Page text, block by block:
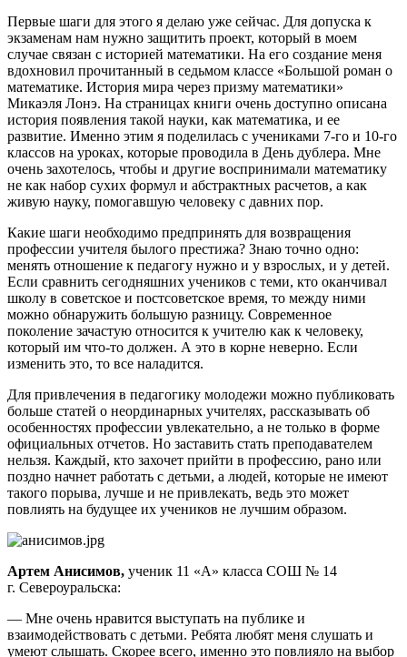
Первые шаги для этого я делаю уже сейчас. Для допуска к
экзаменам нам нужно защитить проект, который в моем
случае связан с историей математики. На его создание меня
вдохновил прочитанный в седьмом классе «Большой роман о
математике. История мира через призму математики»
Микаэля Лонэ. На страницах книги очень доступно описана
история появления такой науки, как математика, и ее
развитие. Именно этим я поделилась с учениками 7-го и 10-го
классов на уроках, которые проводила в День дублера. Мне
очень захотелось, чтобы и другие воспринимали математику
не как набор сухих формул и абстрактных расчетов, а как
живую науку, помогавшую человеку с давних пор.
Какие шаги необходимо предпринять для возвращения
профессии учителя былого престижа? Знаю точно одно:
менять отношение к педагогу нужно и у взрослых, и у детей.
Если сравнить сегодняшних учеников с теми, кто оканчивал
школу в советское и постсоветское время, то между ними
можно обнаружить большую разницу. Современное
поколение зачастую относится к учителю как к человеку,
который им что-то должен. А это в корне неверно. Если
изменить это, то все наладится.
Для привлечения в педагогику молодежи можно публиковать
больше статей о неординарных учителях, рассказывать об
особенностях профессии увлекательно, а не только в форме
официальных отчетов. Но заставить стать преподавателем
нельзя. Каждый, кто захочет прийти в профессию, рано или
поздно начнет работать с детьми, а людей, которые не имеют
такого порыва, лучше и не привлекать, ведь это может
повлиять на будущее их учеников не лучшим образом.
Артем Анисимов, ученик 11 «А» класса СОШ № 14
г. Североуральска:
— Мне очень нравится выступать на публике и
взаимодействовать с детьми. Ребята любят меня слушать и
умеют слышать. Скорее всего, именно это повлияло на выбор